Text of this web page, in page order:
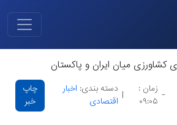
-
زمان :
۰۹:۰۵
|
دسته بندی: اخبار
اقتصادی
چاپ
خبر